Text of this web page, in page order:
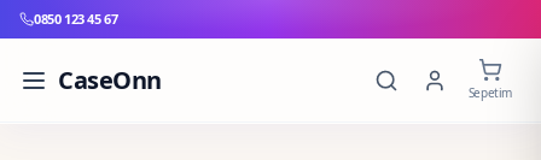
0850 123 45 67
CaseOnn Sepetim